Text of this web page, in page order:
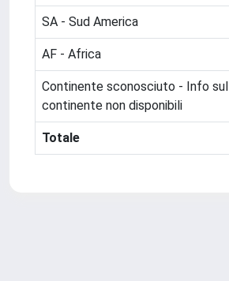
SA - Sud America
AF - Africa
Continente sconosciuto - Info sul
continente non disponibili
Totale